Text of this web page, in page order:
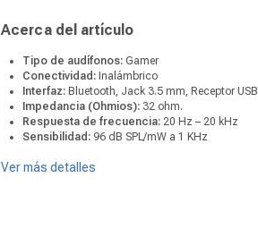
Acerca del artículo
Tipo de audífonos:Gamer
Conectividad: Inalámbrico
Interfaz: Bluetooth, Jack 3.5 mm, Receptor USB
Impedancia (Ohmios): 32 ohm.
Respuesta de frecuencia:20 Hz – 20 kHz
Sensibilidad: 96 dB SPL/mW a 1 KHz
Ver más detalles